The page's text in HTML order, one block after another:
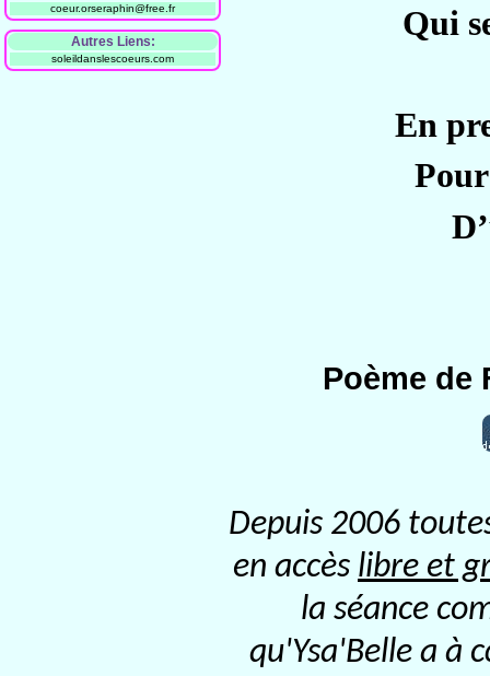
coeur.orseraphin@free.fr
Autres Liens:
soleildanslescoeurs.com
Qui
En
Poème de
Depuis 2006
en accès libre et
la séance
qu'Ysa'Belle a à